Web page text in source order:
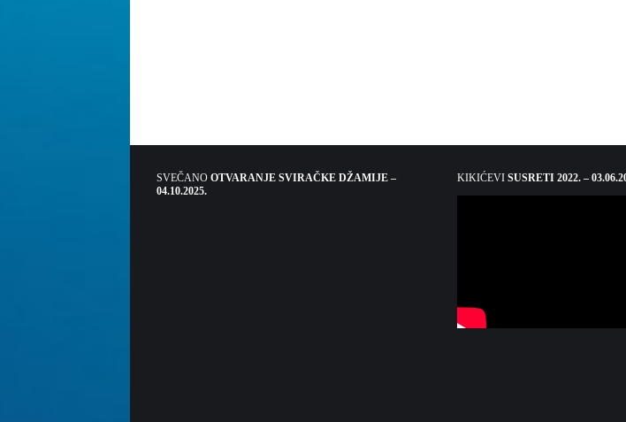
SVEČANO OTVARANJE SVIRAČKE DŽAMIJE –
04.10.2025.
KIKIĆEVI SUSRETI 2022. –